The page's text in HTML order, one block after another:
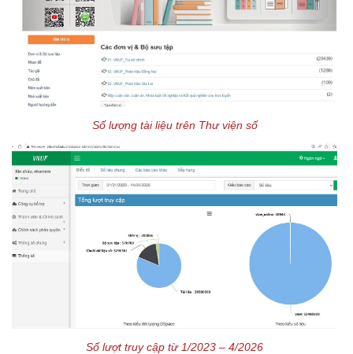
Số lượng tài liệu trên Thư viện số
Số lượt truy cập từ 1/2023 – 4/2026